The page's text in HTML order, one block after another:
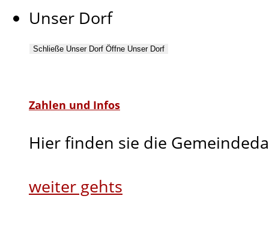
Unser Dorf
Schließe Unser Dorf Öffne Unser Dorf
Zahlen und Infos
Hier finden sie die
weiter gehts